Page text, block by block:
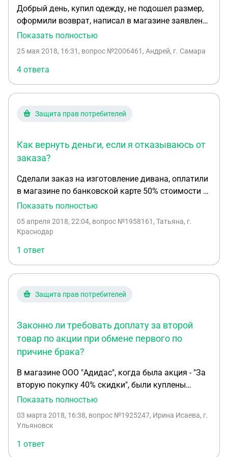
Добрый день, купил одежду, не подошел размер,
оформили возврат, написал в магазине заявление
на возврат, продавец при мне делал возврат
однако спустя 2 дня не пришли, и мне не оставили
ни копию заявления, ни чека за товар, можно
считать, что деньги пропали? То есть по факту я
просто отдал им купленный товар, а все
Показать полностью
25 мая 2018, 16:31 , вопрос №2006461, Андрей, г. Самара
4 ответа
Защита прав потребителей
Как вернуть деньги, если я отказываюсь от
заказа?
Сделали заказ на изготовление дивана, оплатили
в магазине по банковской карте 50% стоимости и
решили отказаться от заказа на 2-е сутки по
(пожилая мама не сразу поняла, что половинки
спать она на нем не сможет). В магазине
отказались производить возврат денег на карту
через терминал, убеждая,что сутки уже прошли и
сделать ничего нельзя. Потребовали реквизиты
банка-я привезла. Никакого поручения,документа
Приезжаю к ним 3-й раз.Ответ:"Ждите звонка".
Показать полностью
05 апреля 2018, 22:04, вопрос №1958161, Татьяна, г.
Краснодар
1 ответ
Защита прав потребителей
Законно ли требовать доплату за второй
товар по акции при обмене первого по
причине брака?
В магазине ООО "Адидас", когда была акция - "За
вторую покупку 40% скидки", были куплены
кроссовки Reebok за 3990 и кеды за 1794, т.е.
Reebok утепленные, носить их начали в октябре. В
отклеиваться подошва. Срок гарантии истёк, он у
Показать полностью
03 марта 2018, 16:38, вопрос №1925247, Ирина Исаева, г.
Ульяновск
1 ответ